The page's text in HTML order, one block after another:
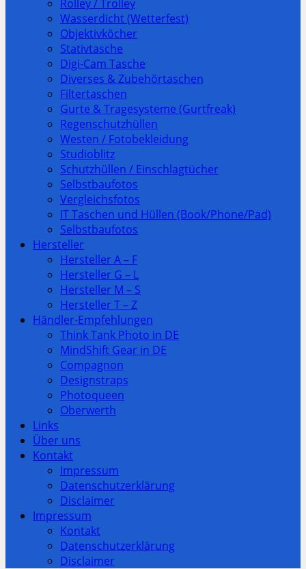
Rolley / Trolley
Wasserdicht (Wetterfest)
Objektivköcher
Stativtasche
Digi-Cam Tasche
Diverses & Zubehörtaschen
Filtertaschen
Gurte & Tragesysteme (Gurtfreak)
Regenschutzhüllen
Westen / Fotobekleidung
Studioblitz
Schutzhüllen / Einschlagtücher
Selbstbaufotos
Vergleichsfotos
IT Taschen und Hüllen (Book/Phone/Pad)
Selbstbaufotos
Hersteller
Hersteller A – F
Hersteller G – L
Hersteller M – S
Hersteller T – Z
Händler-Empfehlungen
Think Tank Photo in DE
MindShift Gear in DE
Compagnon
Designstraps
Photoqueen
Oberwerth
Links
Über uns
Kontakt
Impressum
Datenschutzerklärung
Disclaimer
Impressum
Kontakt
Datenschutzerklärung
Disclaimer